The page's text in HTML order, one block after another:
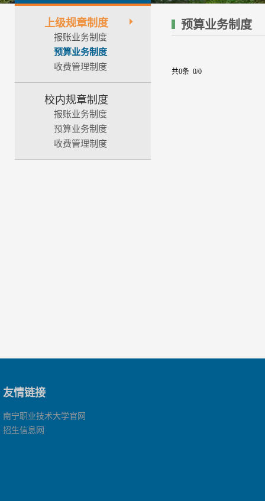
上级规章制度
报账业务制度
预算业务制度
收费管理制度
校内规章制度
报账业务制度
预算业务制度
收费管理制度
预算业务制度
共0条 0/0
友情链接
南宁职业技术大学官网
招生信息网